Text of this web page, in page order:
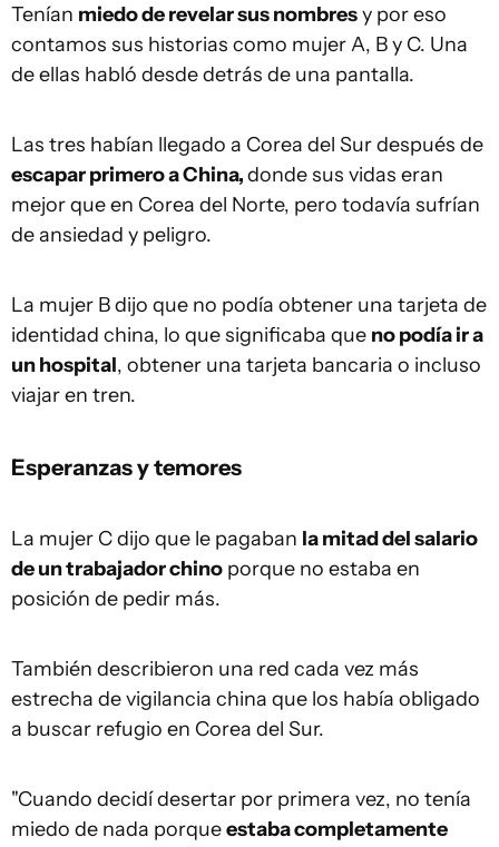
Tenían miedo de revelar sus nombresy por eso
contamos sus historias como mujer A, B y C. Una
de ellas habló desde detrás de una pantalla.
Las tres habían llegado a Corea del Sur después de
escapar primero a China,donde sus vidas eran
mejor que en Corea del Norte, pero todavía sufrían
de ansiedad y peligro.
La mujer B dijo que no podía obtener una tarjeta de
identidad china, lo que significaba que no podía ir a
un hospital, obtener una tarjeta bancaria o incluso
viajar en tren.
Esperanzas y temores
La mujer C dijo que le pagaban la mitad del salario
de un trabajador chino porque no estaba en
posición de pedir más.
También describieron una red cada vez más
estrecha de vigilancia china que los había obligado
a buscar refugio en Corea del Sur.
"Cuando decidí desertar por primera vez, no tenía
miedo de nada porqueestaba completamente